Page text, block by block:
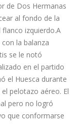
de Dos Hermanas
al fondo de la
izquierdo.A
la balanza
se le notó
en el partido
el Huesca durante
pelotazo aéreo. El
pero no logró
que conformarse